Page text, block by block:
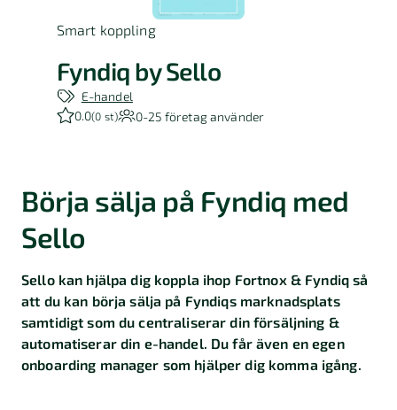
Logga in
Om Fortnox
Karriär
Kontakt
Smart koppling
Fyndiq by Sello
E-handel
0.0(0 st) 0-25 företag använder
Börja sälja på Fyndiq med
Sello
Sello kan hjälpa dig koppla ihop Fortnox & Fyndiq så
att du kan börja sälja på Fyndiqs marknadsplats
samtidigt som du centraliserar din försäljning &
automatiserar din e-handel. Du får även en egen
onboarding manager som hjälper dig komma igång.